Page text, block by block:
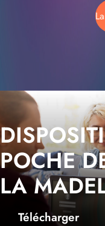
POCHE
LA
Télécharger